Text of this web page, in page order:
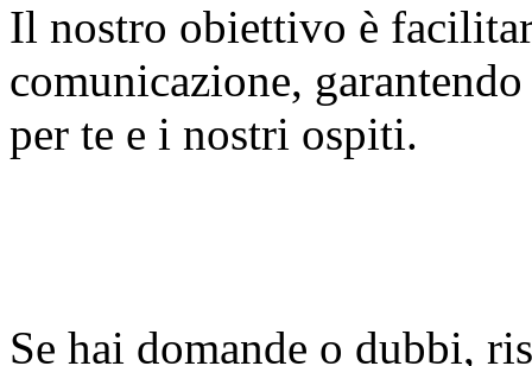
Il nostro obiettivo è
comunicazione,
per te e i nostri ospiti.
Se hai domande o dubbi,